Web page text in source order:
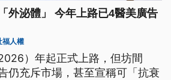
外泌體」 今年上路已4醫美廣告
福人權
）年起正式上路，但坊間
仍充斥市場，甚至宣稱可「抗衰